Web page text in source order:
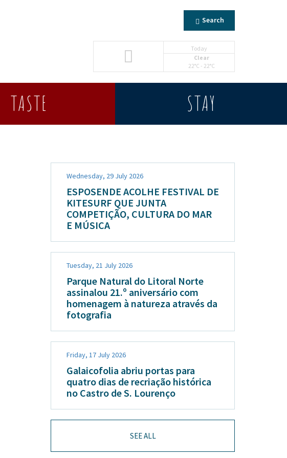
Search
Today
Clear
22°C - 22°C
TASTE STAY
Wednesday, 29 July 2026
ESPOSENDE ACOLHE FESTIVAL DE
KITESURF QUE JUNTA
COMPETIÇÃO, CULTURA DO MAR
E MÚSICA
Tuesday, 21 July 2026
Parque Natural do Litoral Norte
assinalou 21.º aniversário com
homenagem à natureza através da
fotografia
Friday, 17 July 2026
Galaicofolia abriu portas para
quatro dias de recriação histórica
no Castro de S. Lourenço
SEE ALL